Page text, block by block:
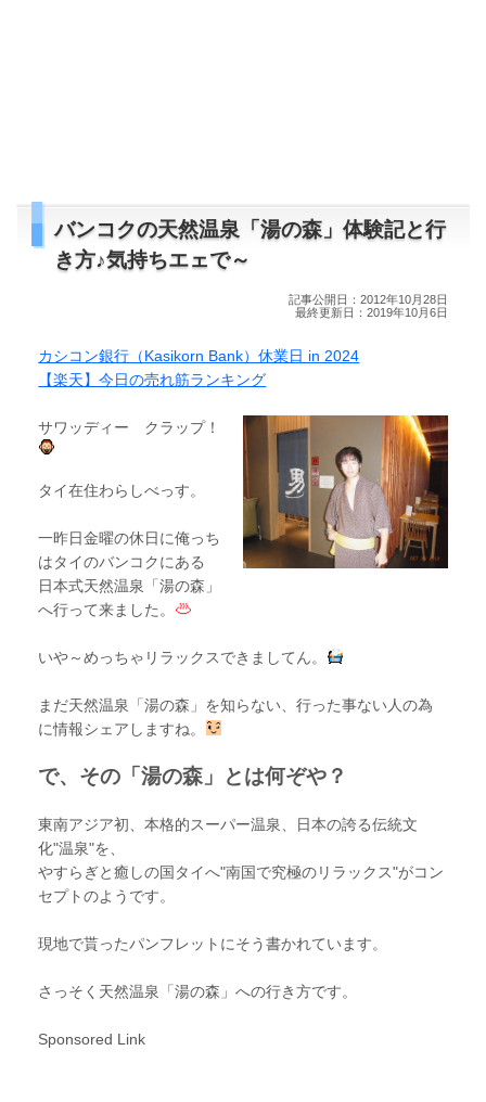
バンコクの天然温泉「湯の森」体験記と行
き方♪気持ちエェで～
記事公開日：2012年10月28日
最終更新日：2019年10月6日
カシコン銀行（Kasikorn Bank）休業日 in 2024
【楽天】今日の売れ筋ランキング
サワッディー クラップ！
タイ在住わらしべっす。
一昨日金曜の休日に俺っち
はタイのバンコクにある
日本式天然温泉「湯の森」
へ行って来ました。
いや～めっちゃリラックスできましてん。
まだ天然温泉「湯の森」を知らない、行った事ない人の為
に情報シェアしますね。
で、その「湯の森」とは何ぞや？
東南アジア初、本格的スーパー温泉、日本の誇る伝統文
化"温泉"を、
やすらぎと癒しの国タイへ"南国で究極のリラックス"がコン
セプトのようです。
現地で貰ったパンフレットにそう書かれています。
さっそく天然温泉「湯の森」への行き方です。
Sponsored Link